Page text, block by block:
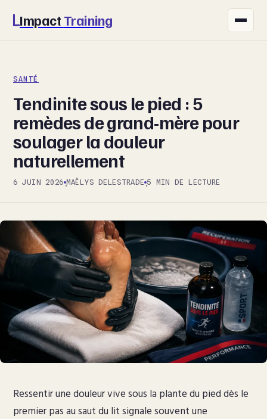
Impact Training
NUTRITION
SPORT
SANTÉ
Tendinite sous le pied : 5
remèdes de grand-mère pour
soulager la douleur
naturellement
6 JUIN 2026·MAËLYS DELESTRADE·5 MIN DE LECTURE
Ressentir une douleur vive sous la plante du pied dès le
premier pas au saut du lit signale souvent une